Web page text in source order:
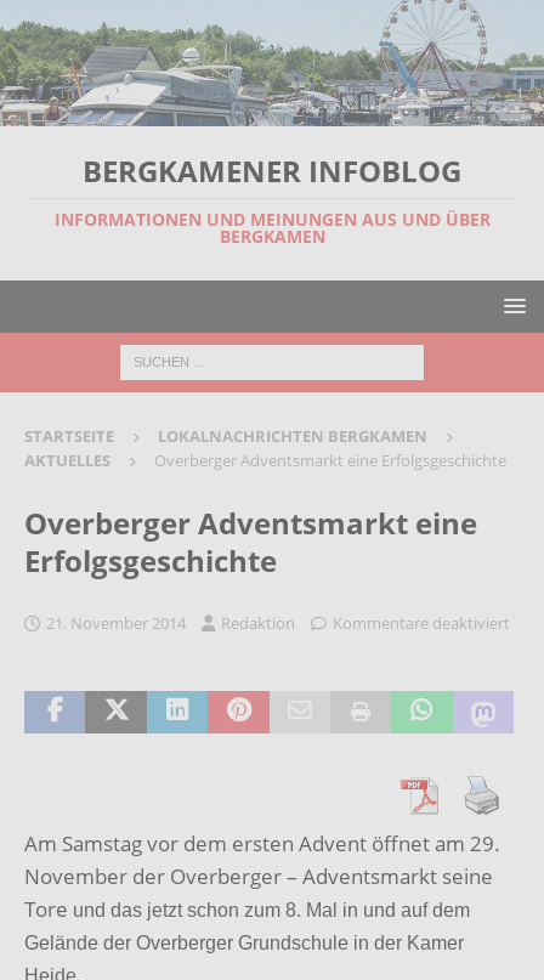
BERGKAMENER INFOBLOG
INFORMATIONEN UND MEINUNGEN AUS UND ÜBER
BERGKAMEN
STARTSEITE
LOKALNACHRICHTEN BERGKAMEN
AKTUELLES
Overberger Adventsmarkt eine Erfolgsgeschichte
Overberger Adventsmarkt eine
Erfolgsgeschichte
21. November 2014 Redaktion Kommentare deaktiviert
Am Samstag vor dem ersten Advent öffnet am 29.
November der Overberger – Adventsmarkt seine
Tore und das jetzt schon zum 8. Mal in und auf dem
Gelände der Overberger Grundschule in der Kamer
Heide.